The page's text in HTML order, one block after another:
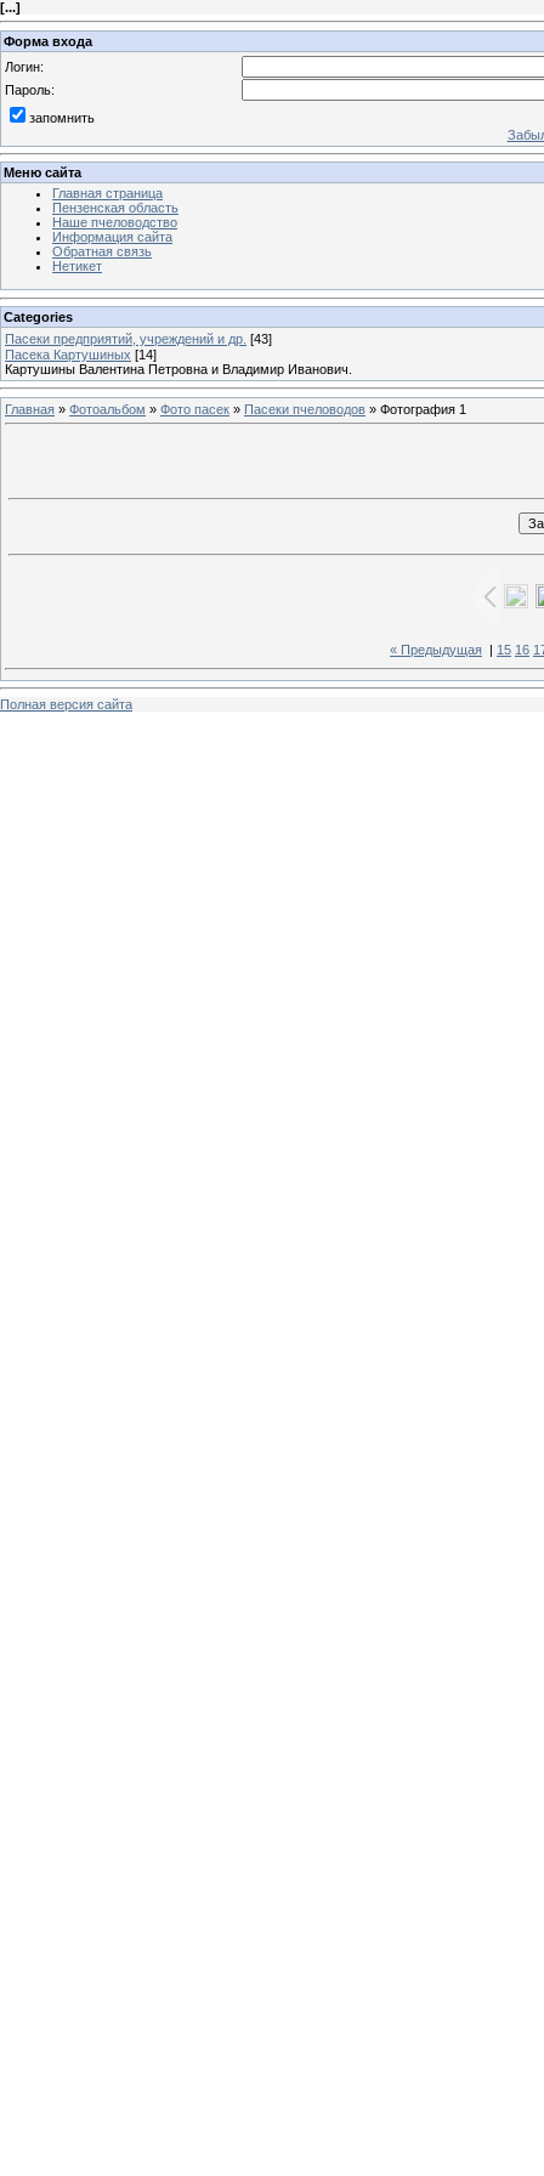
[...]
Форма входа
Логин:
Пароль:
запомнить
Меню сайта
Главная страница
Пензенская область
Наше пчеловодство
Информация сайта
Обратная связь
Нетикет
Categories
Пасеки предприятий, учреждений и др. [43]
Пасека Картушиных [14]
Картушины Валентина Петровна и Владимир Иванович.
Главная » Фотоальбом » Фото пасек » Пасеки пчеловодов » Фотография 1
« Предыдущая 15 16
Полная версия сайта